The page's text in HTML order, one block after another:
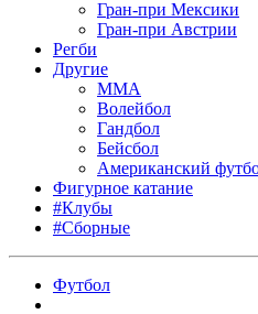
Гран-при Мексики
Гран-при Австрии
Регби
Другие
MMA
Волейбол
Гандбол
Бейсбол
Американский
Фигурное катание
#Клубы
#Сборные
Футбол